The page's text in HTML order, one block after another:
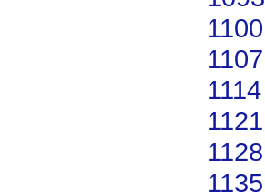
1100
1107
1114
1121
1128
1135